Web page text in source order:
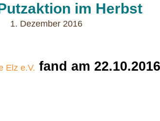
im Herbst
1. Dezember 2016
Elz e.V. fand am